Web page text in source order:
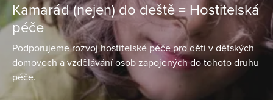
Kamarád (nejen) do deště = Hostitelská
péče
Podporujeme rozvoj hostitelské péče pro děti v dětských
domovech a vzdělávání osob zapojených do tohoto druhu
péče.